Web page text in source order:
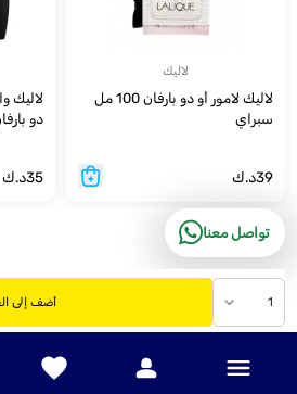
1 أضف إلى
لاليك
لاليك لامور أو دو بارفان 100 مل
سبراي
39د.ك
لاليك
دو بارفان
35د.ك
تواصل معنا